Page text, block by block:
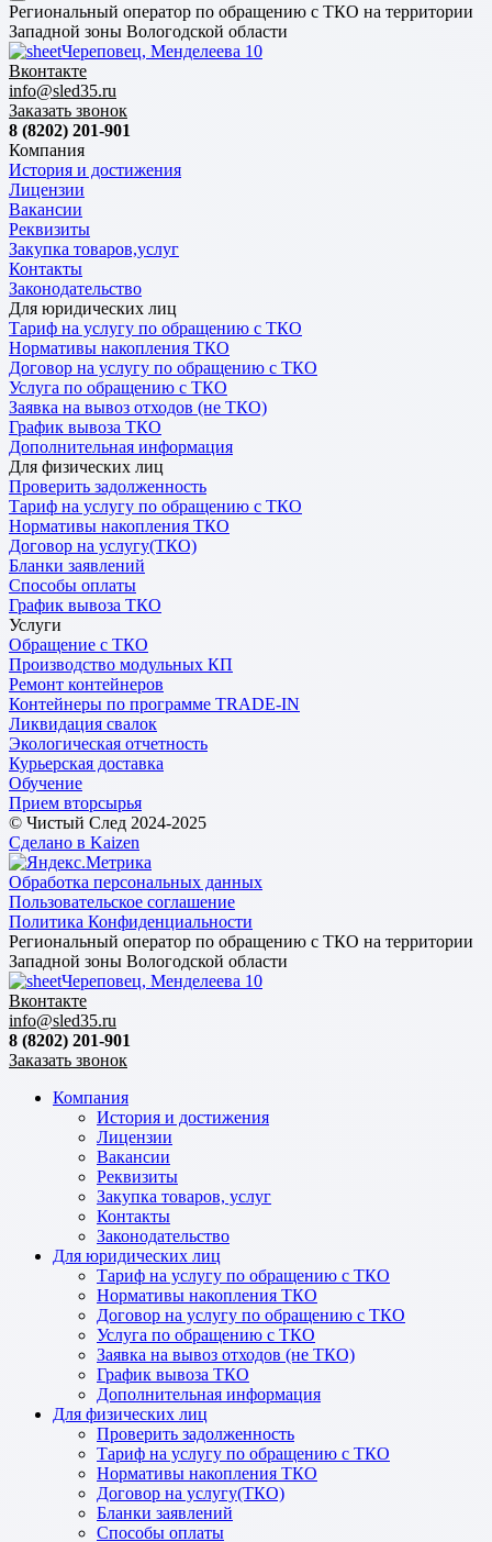
Региональный оператор по обращению с ТКО на территории
Западной зоны Вологодской области
Череповец, Менделеева 10
Вконтакте
info@sled35.ru
Заказать звонок
8 (8202) 201-901
Компания
История и достижения
Лицензии
Вакансии
Реквизиты
Закупка товаров,услуг
Контакты
Законодательство
Для юридических лиц
Тариф на услугу по обращению с ТКО
Нормативы накопления ТКО
Договор на услугу по обращению с ТКО
Услуга по обращению с ТКО
Заявка на вывоз отходов (не ТКО)
График вывоза ТКО
Дополнительная информация
Для физических лиц
Проверить задолженность
Тариф на услугу по обращению с ТКО
Нормативы накопления ТКО
Договор на услугу(ТКО)
Бланки заявлений
Способы оплаты
График вывоза ТКО
Услуги
Обращение с ТКО
Производство модульных КП
Ремонт контейнеров
Контейнеры по программе TRADE-IN
Ликвидация свалок
Экологическая отчетность
Курьерская доставка
Обучение
Прием вторсырья
© Чистый След 2024-2025
Сделано в Kaizen
Обработка персональных данных
Пользовательское соглашение
Политика Конфиденциальности
Региональный оператор по обращению с ТКО на территории
Западной зоны Вологодской области
Череповец, Менделеева 10
Вконтакте
info@sled35.ru
8 (8202) 201-901
Заказать звонок
Компания
История и достижения
Лицензии
Вакансии
Реквизиты
Закупка товаров, услуг
Контакты
Законодательство
Для юридических лиц
Тариф на услугу по обращению с ТКО
Нормативы накопления ТКО
Договор на услугу по обращению с ТКО
Услуга по обращению с ТКО
Заявка на вывоз отходов (не ТКО)
График вывоза ТКО
Дополнительная информация
Для физических лиц
Проверить задолженность
Тариф на услугу по обращению с ТКО
Нормативы накопления ТКО
Договор на услугу(ТКО)
Бланки заявлений
Способы оплаты